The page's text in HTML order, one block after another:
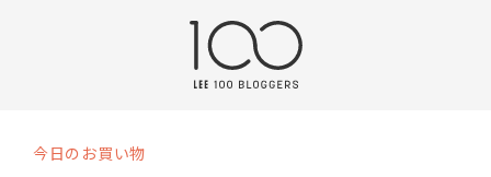
今日のお買い物